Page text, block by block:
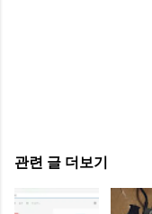
관련 글 더보기